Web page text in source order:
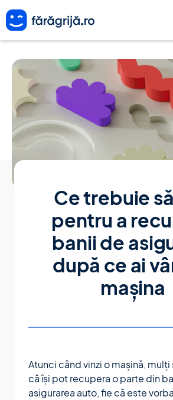
Ce trebuie
pentru a
banii de
după ce ai
mașina
Atunci când vinzi o mașină, mulți
că își pot recupera o parte din
asigurarea auto, fie că este